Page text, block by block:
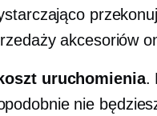
akcesoriów
uruchomienia.
nie